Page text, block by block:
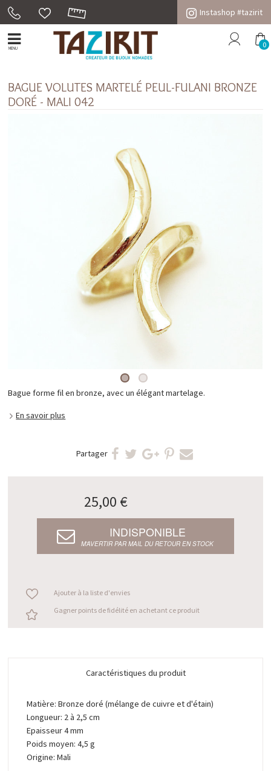
Instashop #tazirit
MENU 0
BAGUE VOLUTES MARTELÉ PEUL-FULANI BRONZE
DORÉ - MALI 042
Bague forme fil en bronze, avec un élégant martelage.
En savoir plus
Partager
25,00 €
INDISPONIBLE
M’AVERTIR PAR MAIL DU RETOUR EN STOCK
Ajouter à la liste d'envies
Gagner points de fidélité en achetant ce produit
Caractéristiques du produit
Matière: Bronze doré (mélange de cuivre et d'étain)
Longueur: 2 à 2,5 cm
Epaisseur 4 mm
Poids moyen: 4,5 g
Origine: Mali